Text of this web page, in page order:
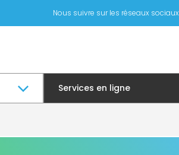
Nous suivre sur les réseaux sociaux
Services en ligne